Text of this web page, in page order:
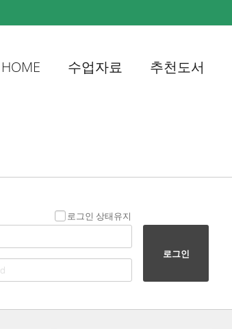
HOME 수업자료 추천도서
로그인 상태유지
로그인